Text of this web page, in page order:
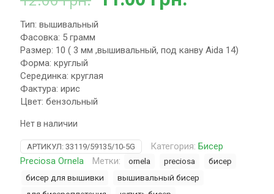
12.00 грн..
Тип: вышивальный
Фасовка: 5 грамм
Размер: 10 ( 3 мм ,вышивальный, под канву Aida 14)
Форма: круглый
Серединка: круглая
Фактура: ирис
Цвет: бензольный
Нет в наличии
АРТИКУЛ: 33119/59135/10-5G Категория: Бисер
Preciosa Ornela
Метки: ornela preciosa
бисер
бисер для вышивки
вышивальный бисер